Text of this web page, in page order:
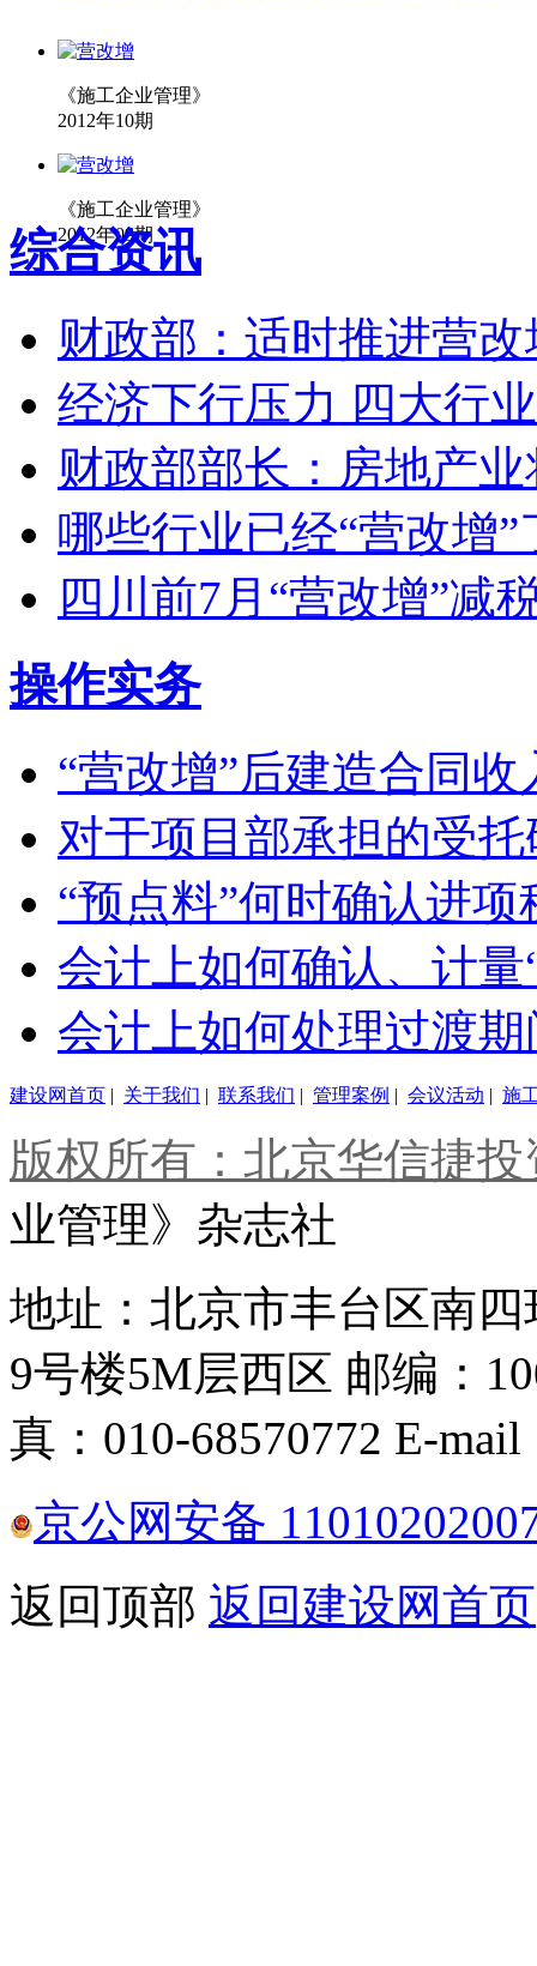
《施工企业管理》
2012年10期
《施工企业管理》
2012年09期
综合资讯
财政部：适时推进营
经济下行压力 四大行
财政部部长：房地产
哪些行业已经“营改增
四川前7月“营改增”减
操作实务
“营改增”后建造合同
对于项目部承担的受
“预点料”何时确认进
会计上如何确认、计
会计上如何处理过渡
建设网首页 | 关于我们 | 联系我们 | 管理案例 | 会议活动 | 施
版权所有：北京华信捷
业管理》杂志社
地址：北京市丰台区南
9号楼5M层西区 邮编：
真：010-68570772 E-mail
京公网安备
返回顶部 返回建设网首页